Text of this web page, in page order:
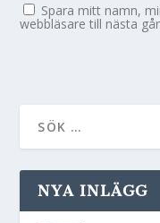
Spara mitt namn,
webbläsare till nästa
NYA INLÄGG